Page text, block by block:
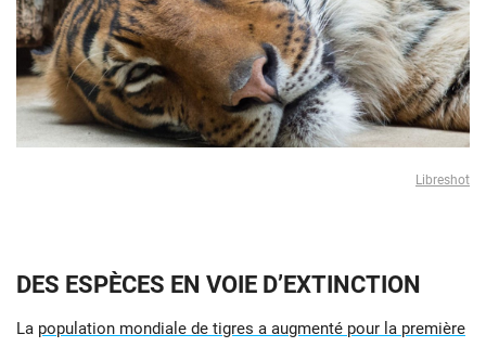
Libreshot
DES ESPÈCES EN VOIE D’EXTINCTION
La population mondiale de tigres a augmenté pour la première